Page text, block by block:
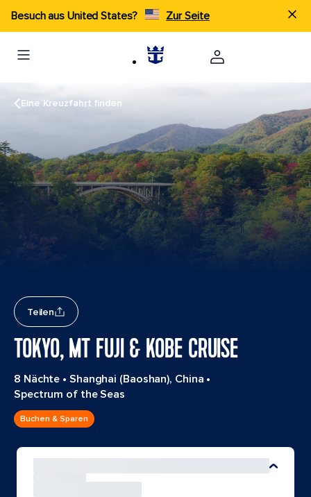
Besuch aus United States? Zur Seite
Eine Kreuzfahrt finden
Teilen
TOKYO, MT FUJI & KOBE CRUISE
8 Nächte • Shanghai (Baoshan), China •
Spectrum of the Seas
Buchen & Sparen